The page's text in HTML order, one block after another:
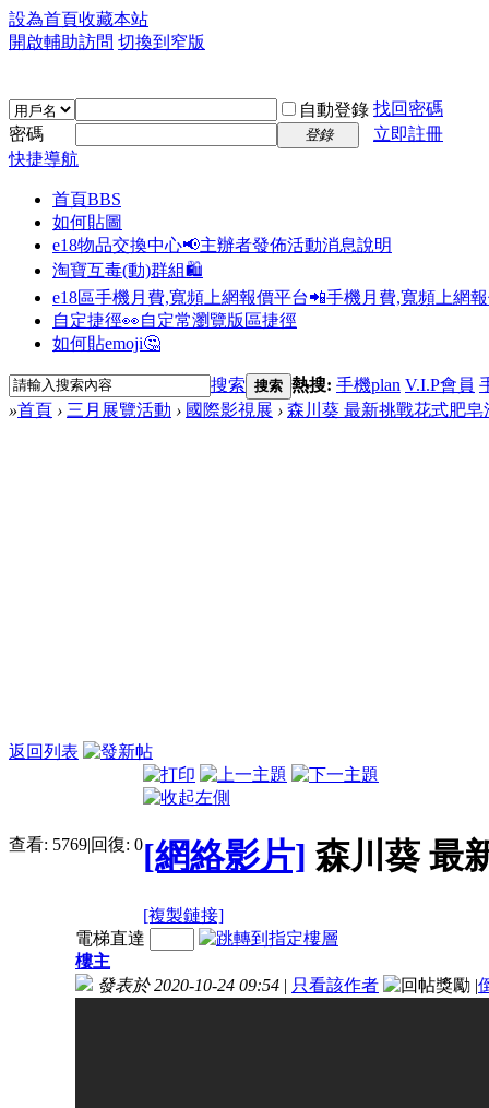
設為首頁收藏本站
開啟輔助訪問 切換到窄版
自動登錄 找回密碼
密碼
登錄
立即註冊
快捷導航
首頁BBS
如何貼圖
e18物品交換中心📢主辦者發佈活動消息說明
淘寶互毒(動)群組🛍️
e18區手機月費,寬頻上網報價平台📲手機月費,寬頻上網
自定捷徑👀自定常瀏覽版區捷徑
如何貼emoji🤔
搜索 搜索 熱搜: 手機plan V.I.P會員
»首頁 › 三月展覽活動 › 國際影視展 › 森川葵 最新挑戰花式肥皂
返回列表
查看: 5769|回復: 0[網絡影片] 森川葵 最
[複製鏈接]
電梯直達
樓主
發表於 2020-10-24 09:54 | 只看該作者 |